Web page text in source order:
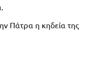
Πάτρα η κηδεία της